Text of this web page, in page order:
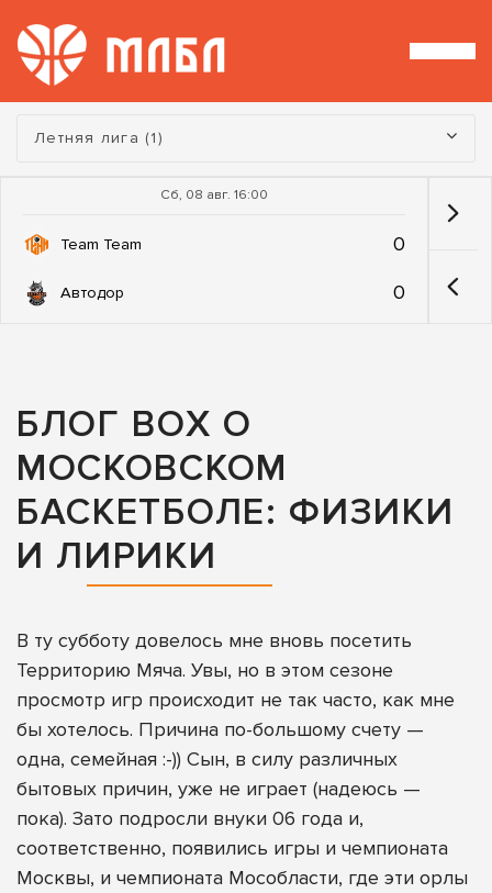
Турнир:
Летняя лига (1)
Сб, 08 авг. 16:00
Team Team 0
Автодор 0
БЛОГ BOX О
МОСКОВСКОМ
БАСКЕТБОЛЕ: ФИЗИКИ
И ЛИРИКИ
В ту субботу довелось мне вновь посетить
Территорию Мяча. Увы, но в этом сезоне
просмотр игр происходит не так часто, как мне
бы хотелось. Причина по-большому счету —
одна, семейная :-)) Сын, в силу различных
бытовых причин, уже не играет (надеюсь —
пока). Зато подросли внуки 06 года и,
соответственно, появились игры и чемпионата
Москвы, и чемпионата Мособласти, где эти орлы